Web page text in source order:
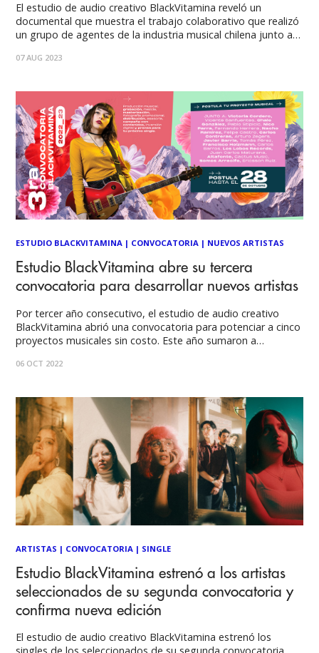
El estudio de audio creativo BlackVitamina reveló un
documental que muestra el trabajo colaborativo que realizó
un grupo de agentes de la industria musical chilena junto a
acompañar el proceso detrás de una canción. “CROSSFADE:
07 AUG 2023
ESTUDIO BLACKVITAMINA | CONVOCATORIA | NUEVOS ARTISTAS
Estudio BlackVitamina abre su tercera
convocatoria para desarrollar nuevos artistas
Por tercer año consecutivo, el estudio de audio creativo
BlackVitamina abrió una convocatoria para potenciar a cinco
proyectos musicales sin costo. Este año sumaron a
se integrarán a una serie de acciones: producción musical,
distribución, asesoría, campaña
06 OCT 2022
ARTISTAS | CONVOCATORIA | SINGLE
Estudio BlackVitamina estrenó a los artistas
seleccionados de su segunda convocatoria y
confirma nueva edición
El estudio de audio creativo BlackVitamina estrenó los